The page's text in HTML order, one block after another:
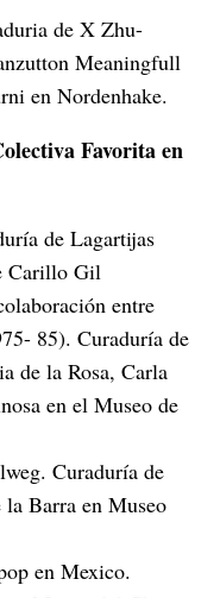
de X Zhu-
Meaningfull
en Nordenhake.
Favorita en
de Lagartijas
Carillo Gil
entre
85). Curaduría de
de la Rosa, Carla
en el Museo de
Curaduría de
Barra en Museo
en Mexico.